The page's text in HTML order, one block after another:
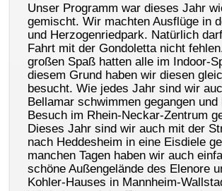
Unser Programm war dieses Jahr
gemischt. Wir machten Ausflüge in
und Herzogenriedpark. Natürlich
Fahrt mit der Gondoletta nicht
großen Spaß hatten alle im Indoor-
diesem Grund haben wir diesen
besucht. Wie jedes Jahr sind wir
Bellamar schwimmen gegangen und
Besuch im Rhein-Neckar-Zentrum
Dieses Jahr sind wir auch mit der
nach Heddesheim in eine Eisdiele
manchen Tagen haben wir auch
schöne Außengelände des Elenore
Kohler-Hauses in Mannheim-